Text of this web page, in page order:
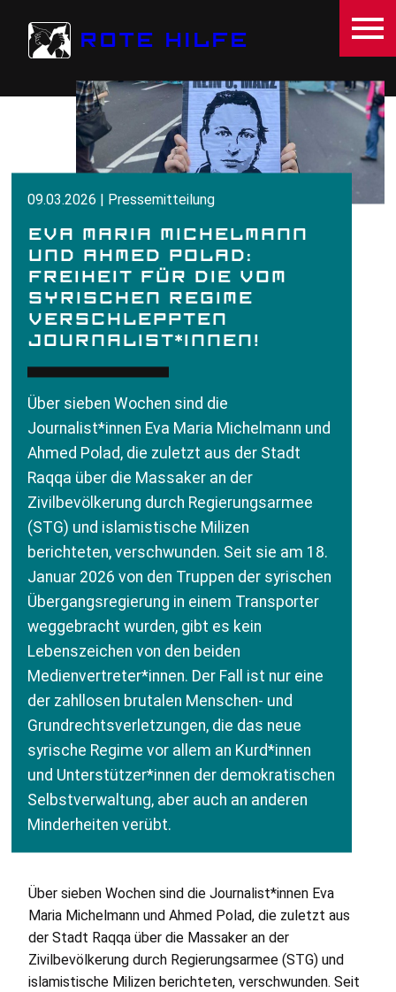
ROTE HILFE
09.03.2026 | Pressemitteilung
EVA MARIA MICHELMANN
UND AHMED POLAD:
FREIHEIT FÜR DIE VOM
SYRISCHEN REGIME
VERSCHLEPPTEN
JOURNALIST*INNEN!
Über sieben Wochen sind die
Journalist*innen Eva Maria Michelmann und
Ahmed Polad, die zuletzt aus der Stadt
Raqqa über die Massaker an der
Zivilbevölkerung durch Regierungsarmee
(STG) und islamistische Milizen
berichteten, verschwunden. Seit sie am 18.
Januar 2026 von den Truppen der syrischen
Übergangsregierung in einem Transporter
weggebracht wurden, gibt es kein
Lebenszeichen von den beiden
Medienvertreter*innen. Der Fall ist nur eine
der zahllosen brutalen Menschen- und
Grundrechtsverletzungen, die das neue
syrische Regime vor allem an Kurd*innen
und Unterstützer*innen der demokratischen
Selbstverwaltung, aber auch an anderen
Minderheiten verübt.
Über sieben Wochen sind die Journalist*innen Eva
Maria Michelmann und Ahmed Polad, die zuletzt aus
der Stadt Raqqa über die Massaker an der
Zivilbevölkerung durch Regierungsarmee (STG) und
islamistische Milizen berichteten, verschwunden. Seit